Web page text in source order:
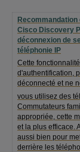
Cisco Discovery
déconnexion de
téléphonie IP
Cette
d'authentification,
déconnecté et ne
vous utilisez des
Commutateurs
appropriée, cette
et la plus efficace.
aussi bien pour
derrière les